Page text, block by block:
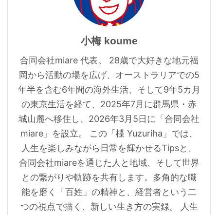
小梅 koume
合同会社miare 代表。 28歳で大好きな地元福
岡から活動の場を広げ、オーストラリアでの5
年半を含む6年間の海外生活、そして9年5カ月
の東京生活を経て、2025年7月に群馬県・赤
城山麓へ移住し、2026年3月5日に「合同会社
miare」を設立。 この「楪 Yuzuriha」では、
人生を楽しみながら日常を輝かせるTipsと、
合同会社miareを通じた人と地域、そして世界
との繋がりや軌跡を共有します。多角的な職
能を磨く「百姓」の精神と、経営者という二
つの視点で描く、新しい生き方の実録。 人生